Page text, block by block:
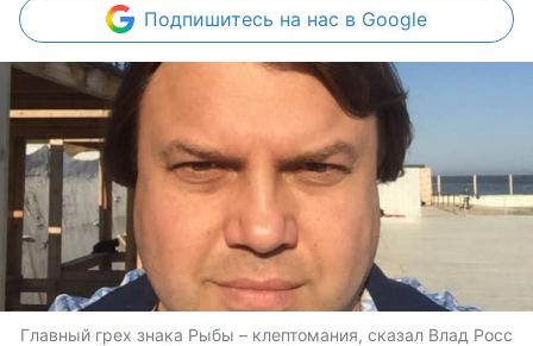
Подпишитесь на нас в Google
Главный грех знака Рыбы – клептомания, сказал Влад Росс